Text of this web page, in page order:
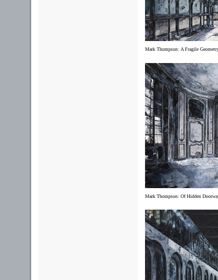
Mark Thompson: A Fragile
Mark Thompson: Of Hidden